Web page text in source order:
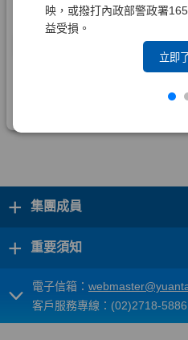
映，或撥打內政部警政署
益受損。
立即
+ 集團成員
+ 重要須知
電子信箱：
客戶服務專線：(02)2718-5886